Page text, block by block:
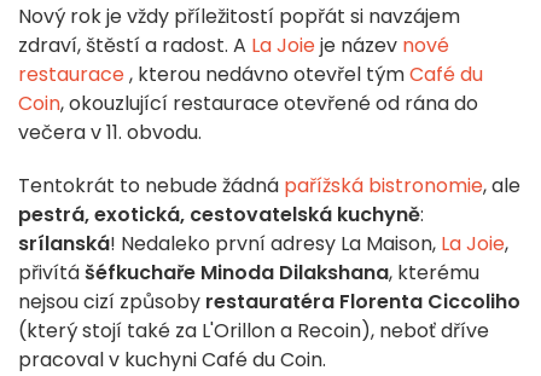
Nový rok je vždy příležitostí popřát si navzájem
zdraví, štěstí a radost. A La Joieje název nové
restaurace, kterou nedávno otevřel týmCafé du
Coin, okouzlující restaurace otevřené od rána do
večera v 11. obvodu.
Tentokrát to nebude žádná pařížská bistronomie, ale
pestrá, exotická, cestovatelská kuchyně:
srílanská! Nedaleko první adresy La Maison, La Joie,
přivítášéfkuchaře Minoda Dilakshana, kterému
nejsou cizí způsoby restauratéra Florenta Ciccoliho
(který stojí také za L'Orillon a Recoin), neboť dříve
pracoval v kuchyni Café du Coin.